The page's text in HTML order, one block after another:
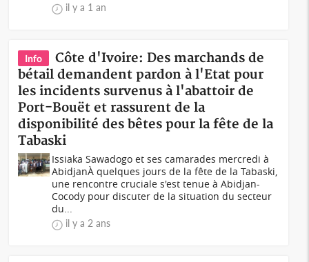
il y a 1 an
Info
Côte d'Ivoire: Des marchands de
bétail demandent pardon à l'Etat pour
les incidents survenus à l'abattoir de
Port-Bouët et rassurent de la
disponibilité des bêtes pour la fête de la
Tabaski
Issiaka Sawadogo et ses camarades mercredi à
AbidjanÀ quelques jours de la fête de la Tabaski,
une rencontre cruciale s'est tenue à Abidjan-
Cocody pour discuter de la situation du secteur
du...
il y a 2 ans